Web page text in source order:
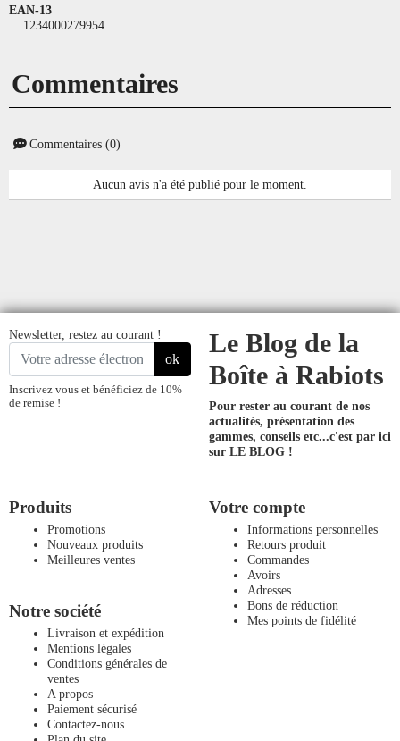
EAN-13
1234000279954
Commentaires
Commentaires (0)
Aucun avis n'a été publié pour le moment.
Newsletter, restez au courant !
ok
Inscrivez vous et bénéficiez de 10%
de remise !
Le Blog de la
Boîte à Rabiots
Pour rester au courant de nos
actualités, présentation des
gammes, conseils etc...c'est par ici
sur LE BLOG !
Produits
Promotions
Nouveaux produits
Meilleures ventes
Notre société
Livraison et expédition
Mentions légales
Conditions générales de
ventes
A propos
Paiement sécurisé
Contactez-nous
Votre compte
Informations personnelles
Retours produit
Commandes
Avoirs
Adresses
Bons de réduction
Mes points de fidélité